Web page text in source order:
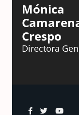
Mónica
Crespo
Directora